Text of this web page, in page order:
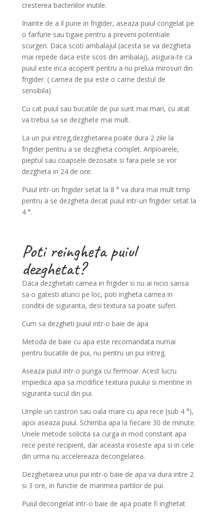
cresterea bacteriilor inutile.
Inainte de a il pune in frigider, aseaza puiul congelat pe
o farfurie sau tigaie pentru a preveni potentiale
scurgeri. Daca scoti ambalajul (acesta se va dezgheta
mai repede daca este scos din ambalaj), asigura-te ca
puiul este inca acoperit pentru a nu prelua mirosuri din
frigider. ( carnea de pui este o carne destul de
sensibila)
Cu cat puiul sau bucatile de pui sunt mai mari, cu atat
va trebui sa se dezghete mai mult.
La un pui intreg,dezghetarea poate dura 2 zile la
frigider pentru a se dezgheta complet. Aripioarele,
pieptul sau coapsele dezosate si fara piele se vor
dezgheta in 24 de ore.
Puiul intr-un frigider setat la 8 ° va dura mai mult timp
pentru a se dezgheta decat puiul intr-un frigider setat la
4 °.
Poti reingheta puiul
dezghetat?
Daca dezghetati carnea in frigider si nu ai nicio sansa
sa o gatesti atunci pe loc, poti ingheta carnea in
conditii de siguranta, desi textura sa poate suferi.
Cum sa dezgheti puiul intr-o baie de apa
Metoda de baie cu apa este recomandata numai
pentru bucatile de pui, nu pentru un pui intreg.
Aseaza puiul intr-o punga cu fermoar. Acest lucru
impiedica apa sa modifice textura puiului si mentine in
siguranta sucul din pui.
Umple un castron sau oala mare cu apa rece (sub 4 °),
apoi aseaza puiul. Schimba apa la fiecare 30 de minute.
Unele metode solicita sa curga in mod constant apa
rece peste recipient, dar aceasta iroseste apa si in cele
din urma nu accelereaza decongelarea.
Dezghetarea unui pui intr-o baie de apa va dura intre 2
si 3 ore, in functie de marimea partilor de pui.
Puiul decongelat intr-o baie de apa poate fi inghetat